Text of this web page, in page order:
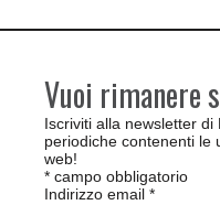
Vuoi rimanere
Iscriviti alla newsletter
periodiche contenenti le
web!
* campo obbligatorio
Indirizzo email *